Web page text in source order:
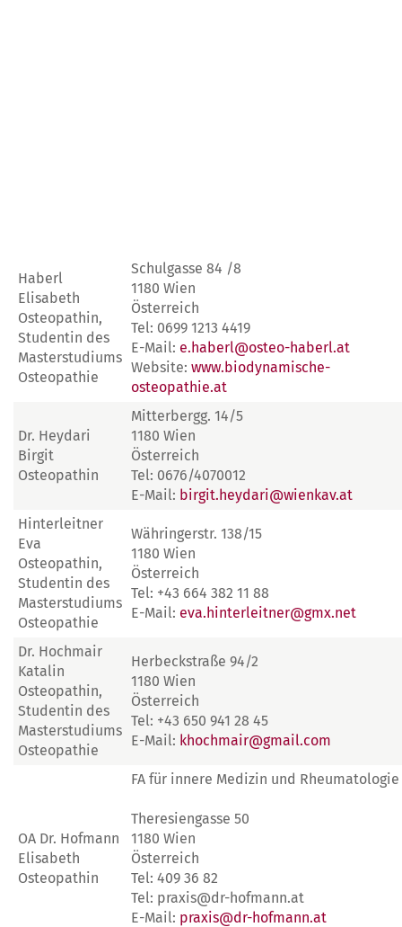
Haberl
Elisabeth
Osteopathin,
Studentin des
Masterstudiums
Osteopathie
Schulgasse 84 /8
1180 Wien
Österreich
Tel: 0699 1213 4419
E-Mail: e.haberl@osteo-haberl.at
Website: www.biodynamische-
osteopathie.at
Dr. Heydari
Birgit
Osteopathin
Mitterbergg. 14/5
1180 Wien
Österreich
Tel: 0676/4070012
E-Mail: birgit.heydari@wienkav.at
Hinterleitner
Eva
Osteopathin,
Studentin des
Masterstudiums
Osteopathie
Währingerstr. 138/15
1180 Wien
Österreich
Tel: +43 664 382 11 88
E-Mail: eva.hinterleitner@gmx.net
Dr. Hochmair
Katalin
Osteopathin,
Studentin des
Masterstudiums
Osteopathie
Herbeckstraße 94/2
1180 Wien
Österreich
Tel: +43 650 941 28 45
E-Mail: khochmair@gmail.com
OA Dr. Hofmann
Elisabeth
Osteopathin
FA für innere Medizin und Rheumatologie
Theresiengasse 50
1180 Wien
Österreich
Tel: 409 36 82
Tel: praxis@dr-hofmann.at
E-Mail: praxis@dr-hofmann.at